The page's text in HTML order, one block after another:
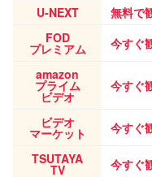
U-NEXT
無料で
FOD
プレミアム 今すぐ
amazon
プライム
ビデオ
今すぐ
ビデオ
マーケット 今すぐ
TSUTAYA
TV 今すぐ